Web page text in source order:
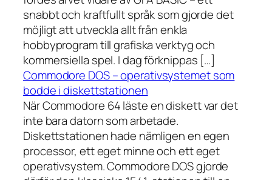
snabbt och kraftfullt språk som gjorde det
möjligt att utveckla allt från enkla
hobbyprogram till grafiska verktyg och
kommersiella spel. I dag förknippas […]
Commodore DOS – operativsystemet som
bodde i diskettstationen
När Commodore 64 läste en diskett var det
inte bara datorn som arbetade.
Diskettstationen hade nämligen en egen
processor, ett eget minne och ett eget
operativsystem. Commodore DOS gjorde